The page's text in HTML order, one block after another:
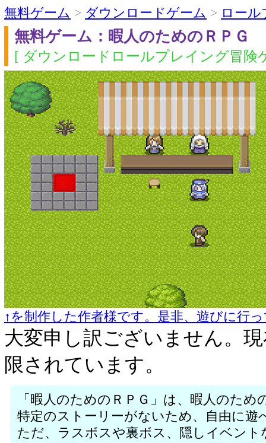
無料ゲーム > ダウンロードゲーム > ロー
無料ゲーム：暇人のためのＲＰＧ
[ ダウンロードロールプレイング冒険
↑を制作した作者様です。是非、遊びに行
大変申し訳ございません。
限されています。
「暇人のためのＲＰＧ」は、暇人のた
特定のストーリーがないため、自由に遊
ただ、ラスボスや裏ボス、隠しイベン